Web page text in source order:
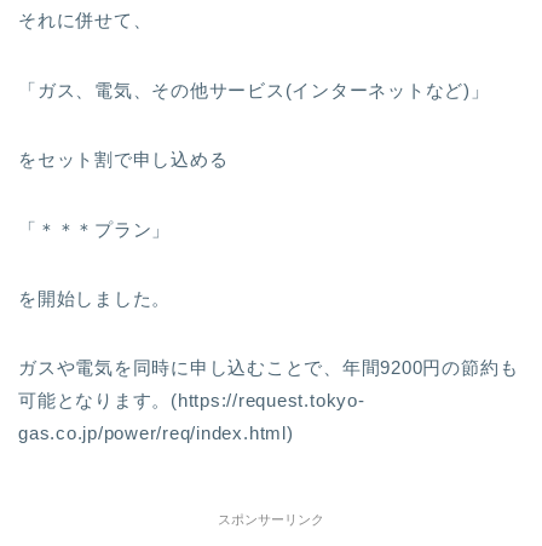
それに併せて、
「ガス、電気、その他サービス(インターネットなど)」
をセット割で申し込める
「＊＊＊プラン」
を開始しました。
ガスや電気を同時に申し込むことで、年間9200円の節約も
可能となります。(https://request.tokyo-
gas.co.jp/power/req/index.html)
スポンサーリンク